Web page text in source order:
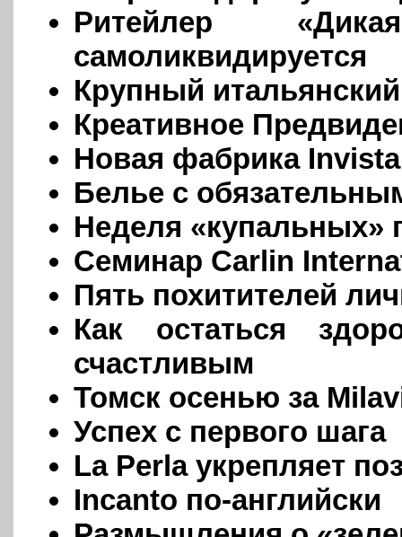
Ритейлер
самоликвидируется
Крупный
Креативное
Новая фабрика Invista
Белье с
Неделя «купальных»
Семинар Carlin
Пять похитителей
Как остаться
счастливым
Томск осенью за
Успех с первого шага
La Perla укрепляет
Incanto по-английски